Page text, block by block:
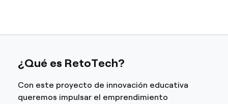
EducaciónSelected item
Empleo
Biodiversidad
¿Qué es RetoTech?
Con este proyecto de innovación educativa
queremos impulsar el emprendimiento